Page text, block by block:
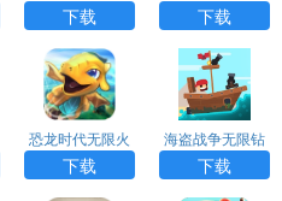
中文版下载
下载
战手游最新版下
载
下载
恐龙时代无限火
力版
下载
海盗战争无限钻
石金币版
下载